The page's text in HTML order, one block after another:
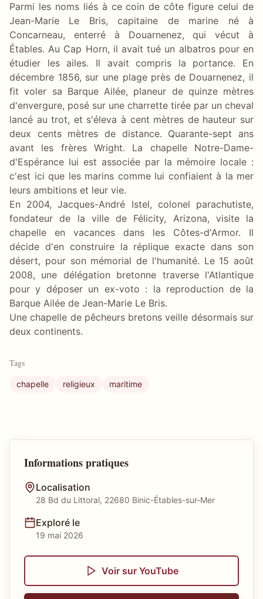
Parmi les noms liés à ce coin de côte figure celui de
Jean-Marie Le Bris, capitaine de marine né à
Concarneau, enterré à Douarnenez, qui vécut à
Étables. Au Cap Horn, il avait tué un albatros pour en
étudier les ailes. Il avait compris la portance. En
décembre 1856, sur une plage près de Douarnenez, il
fit voler sa Barque Ailée, planeur de quinze mètres
d'envergure, posé sur une charrette tirée par un cheval
lancé au trot, et s'éleva à cent mètres de hauteur sur
deux cents mètres de distance. Quarante-sept ans
avant les frères Wright. La chapelle Notre-Dame-
d'Espérance lui est associée par la mémoire locale :
c'est ici que les marins comme lui confiaient à la mer
leurs ambitions et leur vie.
En 2004, Jacques-André Istel, colonel parachutiste,
fondateur de la ville de Félicity, Arizona, visite la
chapelle en vacances dans les Côtes-d'Armor. Il
décide d'en construire la réplique exacte dans son
désert, pour son mémorial de l'humanité. Le 15 août
2008, une délégation bretonne traverse l'Atlantique
pour y déposer un ex-voto : la reproduction de la
Barque Ailée de Jean-Marie Le Bris.
Une chapelle de pêcheurs bretons veille désormais sur
deux continents.
Tags
chapelle religieux maritime
Informations pratiques
Localisation
28 Bd du Littoral, 22680 Binic-Étables-sur-Mer
Exploré le
19 mai 2026
Voir sur YouTube